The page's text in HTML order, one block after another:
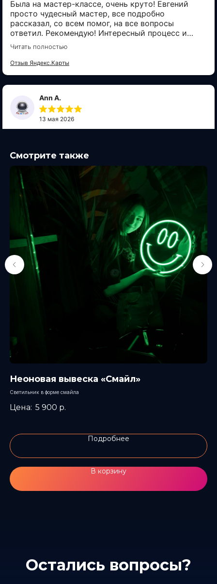
Смотрите также
Неоновая вывеска «Смайл»
Светильник в форме смайла
5 900 р.
Подробнее
В корзину
Остались вопросы?